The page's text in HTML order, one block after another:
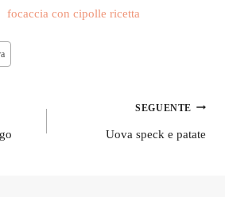
SEGUENTE
Uova speck e patate